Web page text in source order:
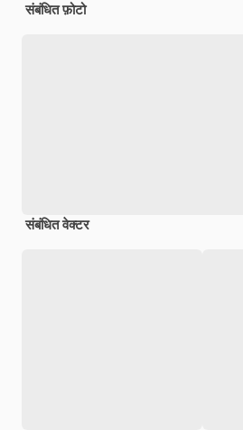
संबंधित फ़ोटो
संबंधित वेक्टर